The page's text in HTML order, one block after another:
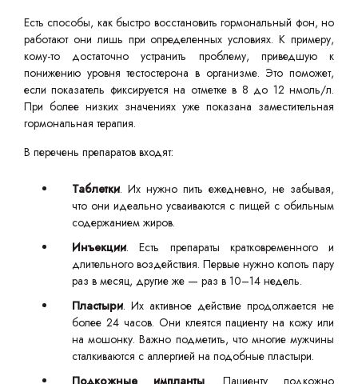
Есть способы, как быстро восстановить гормональный фон, но
работают они лишь при определенных условиях. К примеру,
кому-то достаточно устранить проблему, приведшую к
понижению уровня тестостерона в организме. Это поможет,
если показатель фиксируется на отметке в 8 до 12 нмоль/л.
При более низких значениях уже показана заместительная
гормональная терапия.
В перечень препаратов входят:
Таблетки. Их нужно пить ежедневно, не забывая,
что они идеально усваиваются с пищей с обильным
содержанием жиров.
Инъекции. Есть препараты кратковременного и
длительного воздействия. Первые нужно колоть пару
раз в месяц, другие же — раз в 10–14 недель.
Пластыри. Их активное действие продолжается не
более 24 часов. Они клеятся пациенту на кожу или
на мошонку. Важно подметить, что многие мужчины
сталкиваются с аллергией на подобные пластыри.
Подкожные импланты. Пациенту подкожно